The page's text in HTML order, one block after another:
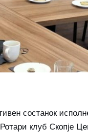
состанок
клуб Скопје